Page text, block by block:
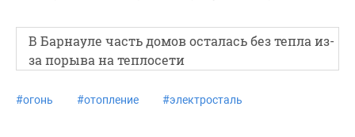
В Барнауле часть домов осталась без тепла из-
за порыва на теплосети
#огонь #отопление #электросталь